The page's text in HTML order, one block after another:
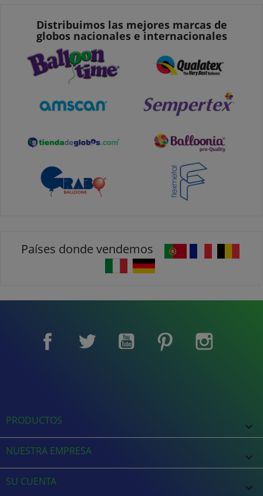
Distribuimos las mejores marcas de
globos nacionales e internacionales
Países donde vendemos
Facebook Twitter YouTube Pinterest
PRODUCTOS 
NUESTRA EMPRESA 
SU CUENTA 